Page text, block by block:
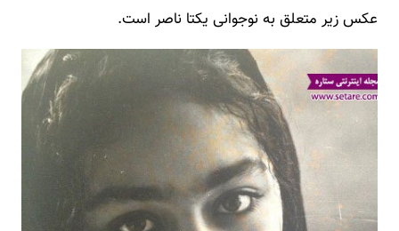
عکس زیر متعلق به نوجوانی یکتا ناصر است.